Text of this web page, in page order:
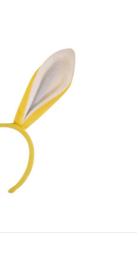
serre tete lapin